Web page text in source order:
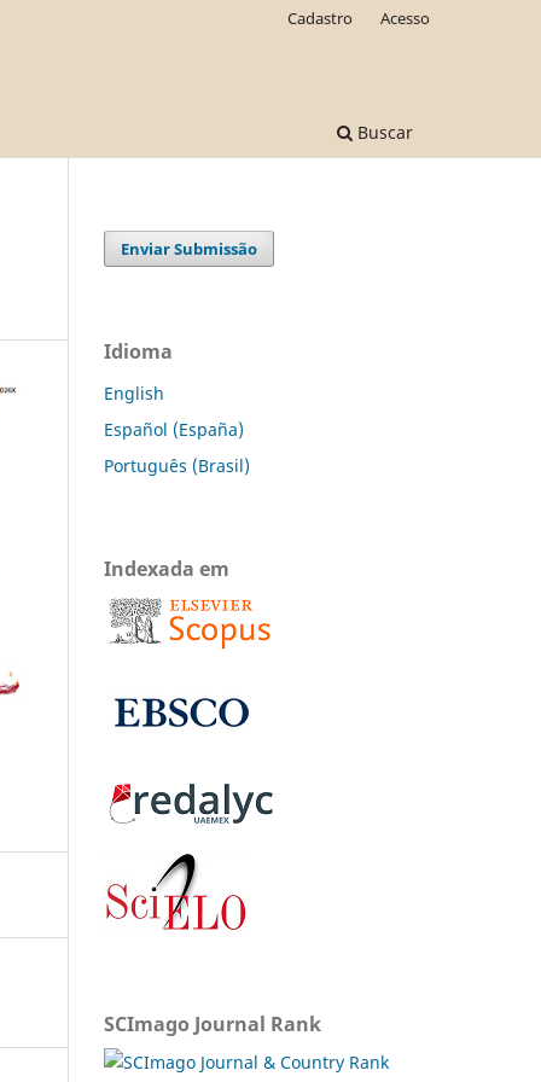
Buscar
Cadastro Acesso
Enviar Submissão
Idioma
English
Español (España)
Português (Brasil)
Indexada em
SCImago Journal Rank